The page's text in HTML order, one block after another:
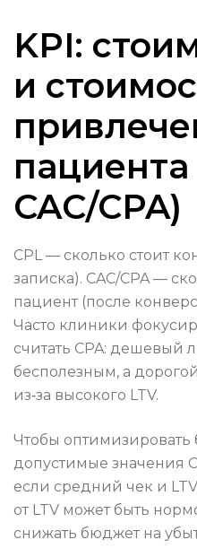
KPI:
и
пациента
CAC/CPA)
CPL — сколько стоит
записка). CAC/CPA —
пациент (после
Часто клиники
считать CPA: дешевый
бесполезным, а
из‑за высокого LTV.
Чтобы оптимизировать
допустимые значения
если средний чек и LTV
от LTV может быть
снижать бюджет на